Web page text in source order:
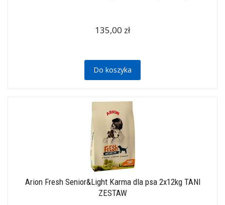
135,00 zł
Do koszyka
Arion Fresh Senior&Light Karma dla psa 2x12kg TANI
ZESTAW